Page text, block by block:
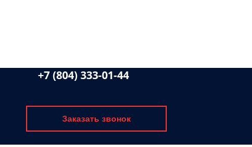
+7 (804) 333-01-44
Заказать звонок